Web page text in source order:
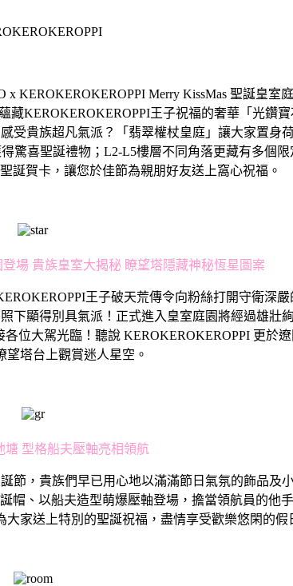
KEROKEROKEROPPI Merry KissMas 聖誕皇室
KEROKEROKEROPPI王子祝福的奢華「光鑽
貴族超凡氣派？「翡翠權杖皇庭」讓大家置身
喜聖誕禮物；L2-L5樓層不同角落更藏有多個
誕賀卡，讓您於佳節為親朋好友送上窩心祝福。
場 貴族皇室大揭秘 瞭望塔隱藏神秘恆星圖案
王子破天荒傳令向粉絲打開守衛深
顯得別具氣派！正式進入皇室庭園將經過雄壯
位大駕光臨！聽說 KEROKEROKEROPPI 更於
望塔台上觀賞迷人星空。
塘 型格船夫壓軸亮相領航
，貴族們早已用心地以滿滿節日氣氛的飾品及
、以船夫造型萌爆壓軸登場，擔當領航員的他
家送上特別的聖誕祝福，盡情享受歡樂悠閑的假